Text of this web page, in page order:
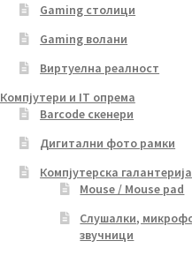
Gaming столици
Gaming волани
Виртуелна реалност
Компјутери и IT опрема
Barcode скенери
Дигитални фото рамки
Компјутерска галантерија
Mouse / Mouse pad
Слушалки,
звучници